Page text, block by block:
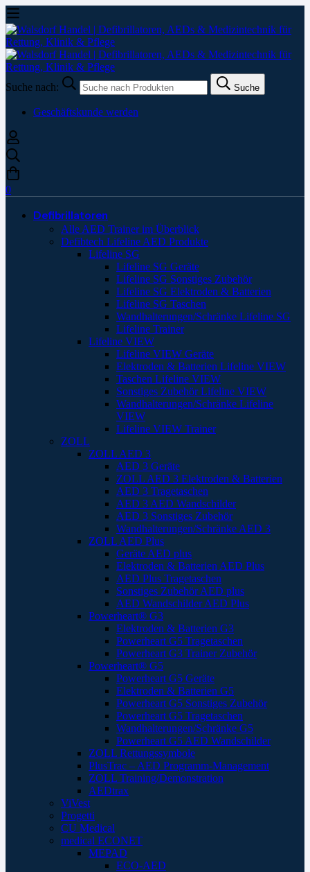
Suche nach: Suche
Geschäftskunde werden
0
Defibrillatoren
Alle AED Trainer im Überblick
Defibtech Lifeline AED Produkte
Lifeline SG
Lifeline SG Geräte
Lifeline SG Sonstiges Zubehör
Lifeline SG Elektroden & Batterien
Lifeline SG Taschen
Wandhalterungen/Schränke Lifeline SG
Lifeline Trainer
Lifeline VIEW
Lifeline VIEW Geräte
Elektroden & Batterien Lifeline VIEW
Taschen Lifeline VIEW
Sonstiges Zubehör Lifeline VIEW
Wandhalterungen/Schränke Lifeline
VIEW
Lifeline VIEW Trainer
ZOLL
ZOLL AED 3
AED 3 Geräte
ZOLL AED 3 Elektroden & Batterien
AED 3 Tragetaschen
AED 3 AED Wandschilder
AED 3 Sonstiges Zubehör
Wandhalterungen/Schränke AED 3
ZOLL AED Plus
Geräte AED plus
Elektroden & Batterien AED Plus
AED Plus Tragetaschen
Sonstiges Zubehör AED plus
AED Wandschilder AED Plus
Powerheart® G3
Elektroden & Batterien G3
Powerheart G5 Tragetaschen
Powerheart G3 Trainer Zubehör
Powerheart® G5
Powerheart G5 Geräte
Elektroden & Batterien G5
Powerheart G5 Sonstiges Zubehör
Powerheart G5 Tragetaschen
Wandhalterungen/Schränke G5
Powerheart G5 AED Wandschilder
ZOLL Rettungssymbole
PlusTrac – AED Programm-Management
ZOLL Training/Demonstration
AEDtrax
ViVest
Progetti
CU Medical
medical ECONET
MEPAD
ECO-AED